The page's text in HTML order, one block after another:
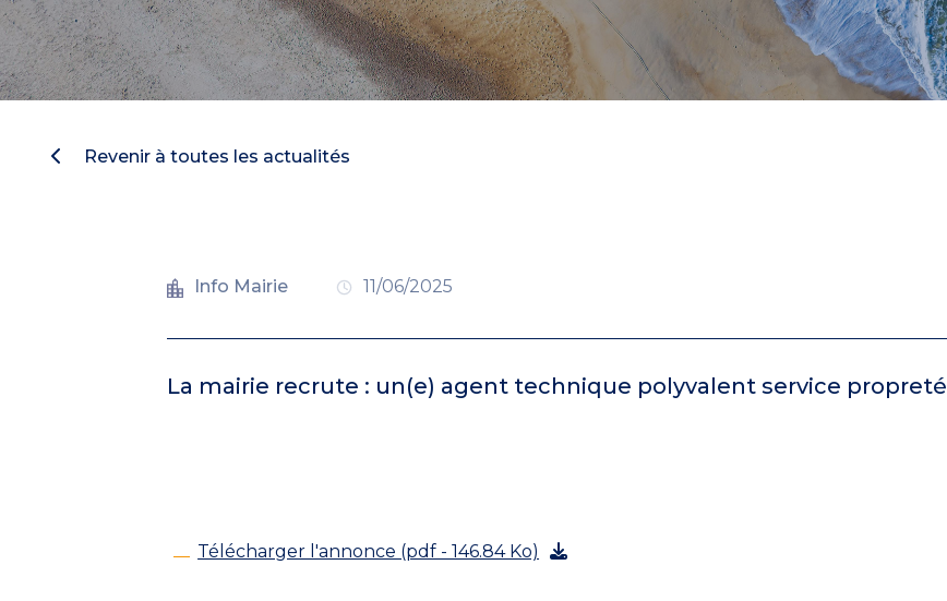
Revenir à toutes les actualités
Info Mairie 11/06/2025
La mairie recrute : un(e) agent technique polyvalent service propreté
Télécharger l'annonce (pdf - 146.84 Ko)